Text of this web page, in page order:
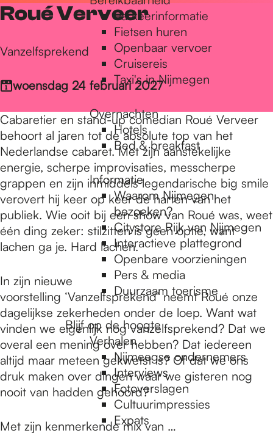
Parkeerinformatie
Fietsen huren
Openbaar vervoer
Cruisereis
Taxi's in Nijmegen
Overnachten
Hotels
Bed & breakfast
Informatie
Waarom Nijmegen
bezoeken?
Citystore Rijk van Nijmegen
Interactieve plattegrond
Openbare voorzieningen
Pers & media
Duurzaam toerisme
Blijf op de hoogte
Verhalen
Nijmeegse ondernemers
Interviews
Fotoverslagen
Cultuurimpressies
Expats
Roué Verveer
Vanzelfsprekend
woensdag 24 februari 2027
Cabaretier en stand-up comedian Roué Verveer
behoort al jaren tot de absolute top van het
Nederlandse cabaret. Met zijn aanstekelijke
energie, scherpe improvisaties, messcherpe
grappen en zijn inmiddels legendarische big smile
verovert hij keer op keer de harten van het
publiek. Wie ooit bij een show van Roué was, weet
één ding zeker: stilzitten is geen optie, want
lachen ga je. Hard lachen.
In zijn nieuwe
voorstelling ‘Vanzelfsprekend’ neemt Roué onze
dagelijkse zekerheden onder de loep. Want wat
vinden we eigenlijk nog vanzelfsprekend? Dat we
overal een mening over hebben? Dat iedereen
altijd maar meteen gekwetst is? Of dat we ons
druk maken over dingen waar we gisteren nog
nooit van hadden gehoord?
Met zijn kenmerkende mix van …